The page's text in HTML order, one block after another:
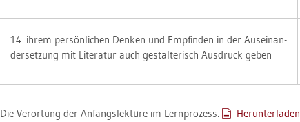
14. ihrem per­sön­li­chen Den­ken und Emp­fin­den in der Aus­ein­an­
der­set­zung mit Li­te­ra­tur auch ge­stal­te­risch Aus­druck geben
Die Ver­or­tung der An­fangs­lek­tü­re im Lern­pro­zess: Her­un­ter­la­den